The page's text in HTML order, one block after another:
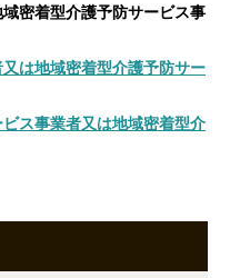
密着型介護予防サービス事
は地域密着型介護予防サー
ス事業者又は地域密着型介